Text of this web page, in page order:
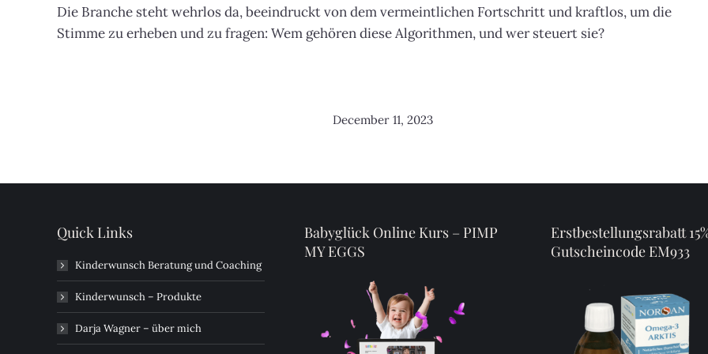
Die Branche steht wehrlos da, beeindruckt von dem vermeintlichen Fortschritt und kraftlos, um die
Stimme zu erheben und zu fragen: Wem gehören diese Algorithmen, und wer steuert sie?
December 11, 2023
Quick Links
Kinderwunsch Beratung und Coaching
Kinderwunsch – Produkte
Darja Wagner – über mich
Babyglück Online Kurs – PIMP
MY EGGS
Erstbestellungsrabatt
Gutscheincode EM933